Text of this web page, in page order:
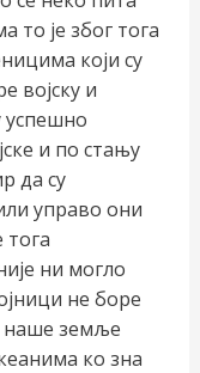
то је због тога
који су
војску и
успешно
и по стању
да су
управо они
тога
ни могло
не боре
наше земље
ко зна